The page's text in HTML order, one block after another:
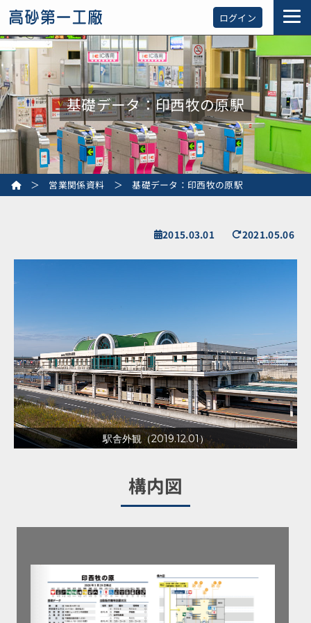
ログイン
基礎データ：印西牧の原駅
＞ 営業関係資料 ＞基礎データ：印西牧の原駅
2015.03.01 2021.05.06
駅舎外観（2019.12.01）
構内図